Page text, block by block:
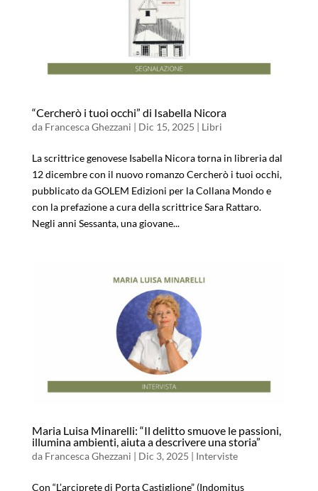
“Cercherò i tuoi occhi” di Isabella Nicora
da Francesca Ghezzani | Dic 15, 2025 | Libri
La scrittrice genovese Isabella Nicora torna in libreria dal
12 dicembre con il nuovo romanzo Cercherò i tuoi occhi,
pubblicato da GOLEM Edizioni per la Collana Mondo e
con la prefazione a cura della scrittrice Sara Rattaro.
Negli anni Sessanta, una giovane...
Maria Luisa Minarelli: “Il delitto smuove le passioni,
illumina ambienti, aiuta a descrivere una storia”
da Francesca Ghezzani | Dic 3, 2025 | Interviste
Con “L’arciprete di Porta Castiglione” (Indomitus